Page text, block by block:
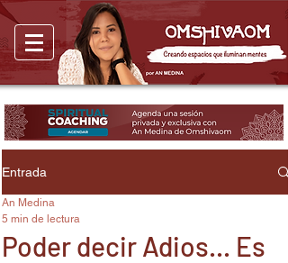
Entrada
Poder decir Adios... Es
An Medina
5 min de lectura